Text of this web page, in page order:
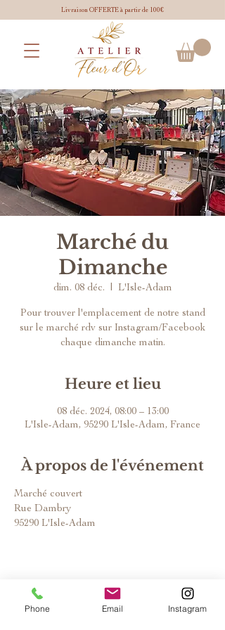
Livraison OFFERTE à partir de 100€
Marché du
Dimanche
dim. 08 déc. L'Isle-Adam
Pour trouver l'emplacement de notre stand
sur le marché rdv sur Instagram/Facebook
chaque dimanche matin.
Heure et lieu
08 déc. 2024, 08:00 – 13:00
L'Isle-Adam, 95290 L'Isle-Adam, France
À propos de l'événement
Marché couvert
Rue Dambry
95290 L'Isle-Adam
Phone Email Instagram